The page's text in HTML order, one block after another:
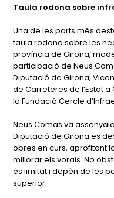
Taula rodona sobre
Una de les parts més
taula rodona sobre les
província de Girona,
participació de Neus
Diputació de Girona;
de Carreteres de l’Estat
la Fundació Cercle
Neus Comas va
Diputació de Girona es
obres en curs, aprofitant
millorar els vorals. No
és limitat i depèn de les
superior.